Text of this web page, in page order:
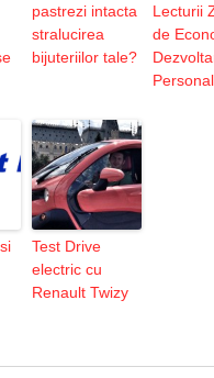
pastrezi intacta
stralucirea
bijuteriilor tale?
Lecturii
de
Test Drive
electric cu
Renault Twizy